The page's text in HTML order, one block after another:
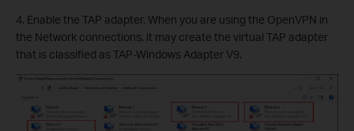
4. Enable the TAP adapter. When you are using the OpenVPN in
the Network connections, it may create the virtual TAP adapter
that is classified as TAP-Windows Adapter V9.